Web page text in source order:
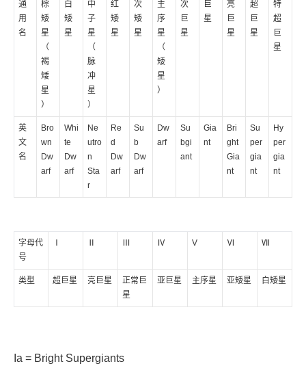
通
用
名
棕
矮
星
（
褐
矮
星
）
白
矮
星
中
子
星
（
脉
冲
星
）
红
矮
星
次
矮
星
主
序
星
（
矮
星
）
次
巨
星
巨
星
亮
巨
星
超
巨
星
特
超
巨
星
英
文
名
Bro
wn
Dw
arf
Whi
te
Dw
arf
Ne
utro
n
Sta
r
Re
d
Dw
arf
Su
b
Dw
arf
Dw
arf
Su
bgi
ant
Gia
nt
Bri
ght
Gia
nt
Su
per
gia
nt
Hy
per
gia
nt
字母代
号
Ⅰ Ⅱ Ⅲ Ⅳ V Ⅵ Ⅶ
类型 超巨星 亮巨星
正常巨
星
亚巨星 主序星 亚矮星 白矮星
Ia = Bright Supergiants